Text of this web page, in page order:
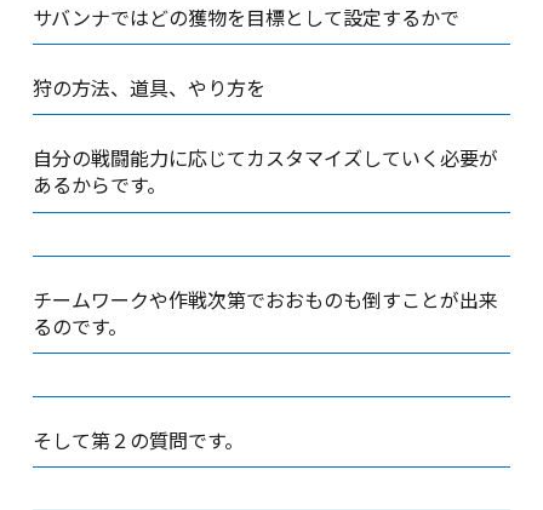
サバンナではどの獲物を目標として設定するかで
狩の方法、道具、やり方を
自分の戦闘能力に応じてカスタマイズしていく必要が
あるからです。
チームワークや作戦次第でおおものも倒すことが出来
るのです。
そして第２の質問です。